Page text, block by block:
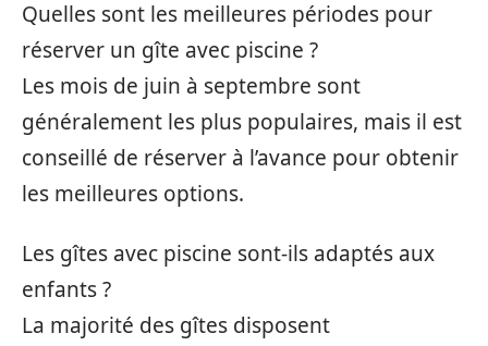
Quelles sont les meilleures périodes pour
réserver un gîte avec piscine ?
Les mois de juin à septembre sont
généralement les plus populaires, mais il est
conseillé de réserver à l’avance pour obtenir
les meilleures options.
Les gîtes avec piscine sont-ils adaptés aux
enfants ?
La majorité des gîtes disposent